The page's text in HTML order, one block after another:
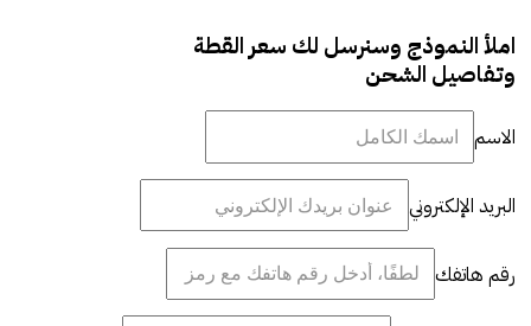
املأ النموذج وسنرسل لك سعر القطة
وتفاصيل الشحن
الاسم
البريد الإلكتروني
رقم هاتفك